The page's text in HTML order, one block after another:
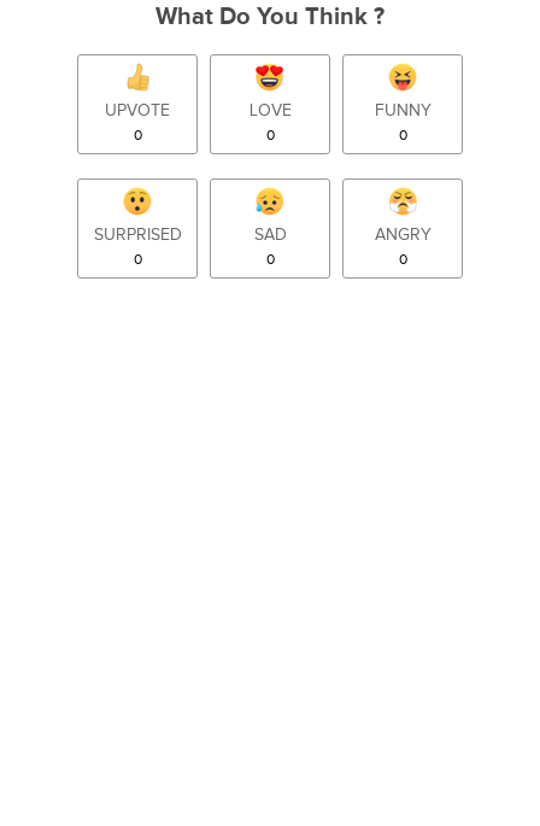
What Do You Think ?
UPVOTE
0
LOVE
0
FUNNY
0
SURPRISED
0
SAD
0
ANGRY
0